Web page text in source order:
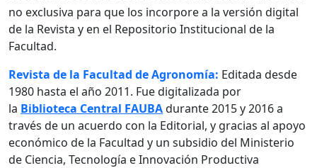
no exclusiva para que los incorpore a la versión digital
de la Revista y en el Repositorio Institucional de la
Facultad.
Revista de la Facultad de Agronomía: Editada desde
1980 hasta el año 2011. Fue digitalizada por
la Biblioteca Central FAUBAdurante 2015 y 2016 a
través de un acuerdo con la Editorial, y gracias al apoyo
económico de la Facultad y un subsidio del Ministerio
de Ciencia, Tecnología e Innovación Productiva